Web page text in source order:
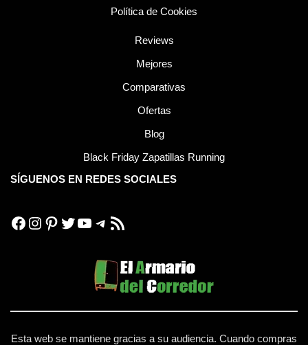
Política de Cookies
Reviews
Mejores
Comparativas
Ofertas
Blog
Black Friday Zapatillas Running
SÍGUENOS EN REDES SOCIALES
Esta web se mantiene gracias a su audiencia. Cuando compras